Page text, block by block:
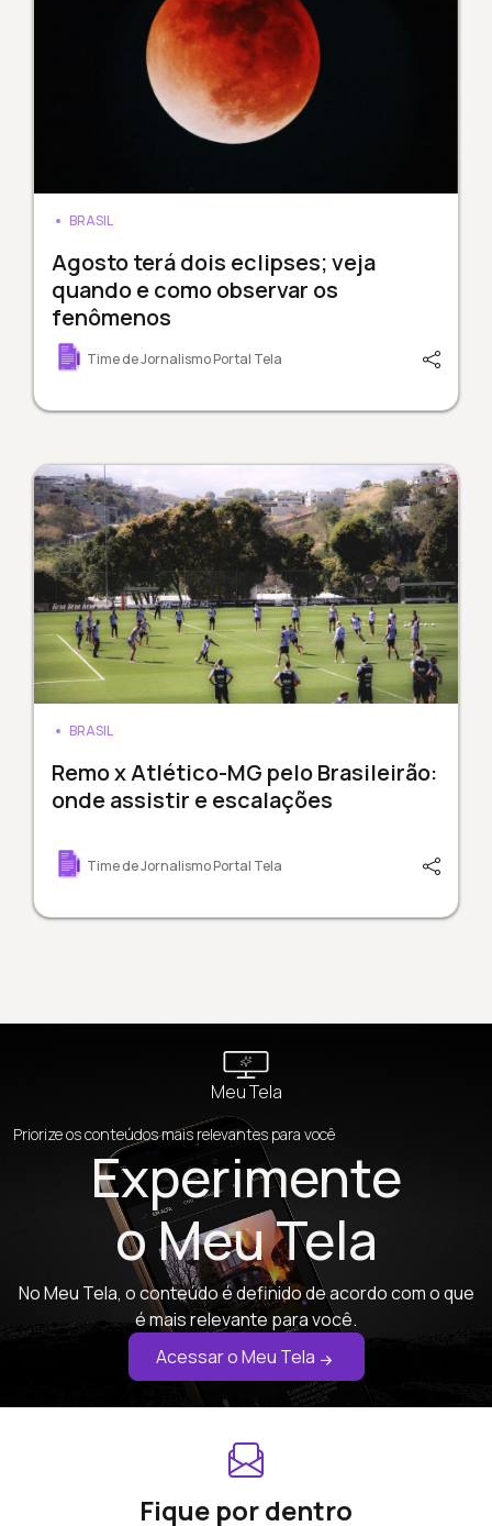
BRASIL
Agosto terá dois eclipses; veja
quando e como observar os
fenômenos
Time de Jornalismo Portal Tela
BRASIL
Remo x Atlético-MG pelo Brasileirão:
onde assistir e escalações
Time de Jornalismo Portal Tela
Meu Tela
Priorize os conteúdos mais relevantes para você
Experimente
o Meu Tela
No Meu Tela, o conteúdo é definido de acordo com o que
é mais relevante para você.
Acessar o Meu Tela
Fique por dentro